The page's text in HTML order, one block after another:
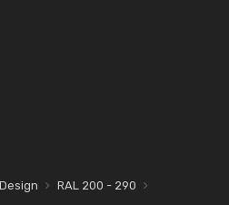
RAL 200 - 290